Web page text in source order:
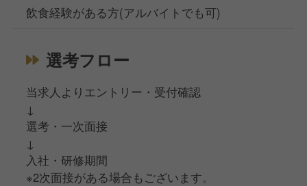
飲食経験がある方(アルバイトでも可)
選考フロー
当求人よりエントリー・受付確認
↓
選考・一次面接
↓
入社・研修期間
※2次面接がある場合もございます。